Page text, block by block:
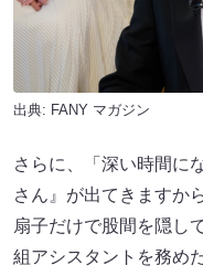
出典: FANY マガジン
さらに、「深い時間に
さん』が出てきますか
扇子だけで股間を隠し
組アシスタントを務め